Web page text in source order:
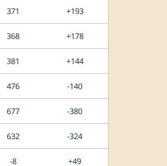
371 +193
368 +178
381 +144
476 -140
677 -380
632 -324
-8 +49